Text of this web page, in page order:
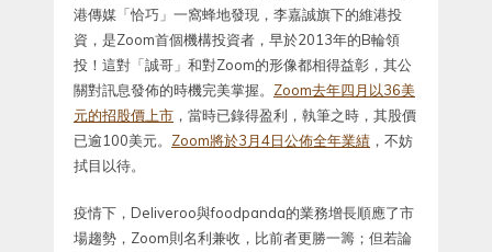
港傳媒「恰巧」一窩蜂地發現，李嘉誠旗下的維港投
資，是Zoom首個機構投資者，早於2013年的B輪領
投！這對「誠哥」和對Zoom的形像都相得益彰，其公
關對訊息發佈的時機完美掌握。 Zoom去年四月以36美
元的招股價上市 ，當時已錄得盈利，執筆之時，其股價
已逾100美元。 Zoom將於3月4日公佈全年業績 ，不妨
拭目以待。
疫情下，Deliveroo與foodpanda的業務增長順應了市
場趨勢，Zoom則名利兼收，比前者更勝一籌；但若論